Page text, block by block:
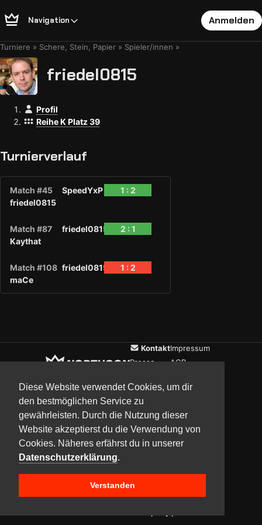
Diese Website verwendet Cookies, um dir
den bestmöglichen Service zu
gewährleisten. Durch die Nutzung dieser
Website akzeptierst du die Verwendung von
Cookies. Näheres erfährst du in unserer
Datenschutzerklärung.
Verstanden
Navigation Anmelden
Turniere Schere, Stein, Papier Spieler/innen
friedel0815
Profil
Reihe K Platz 39
Turnierverlauf
Match #45 SpeedYxP
1 : 2
friedel0815
Match #87 friedel0815
2 : 1
Kaythat
Match #108 friedel0815
1 : 2
maCe
Kontakt
Presse
Impressum
AGB
UpdatesCommunityMedia